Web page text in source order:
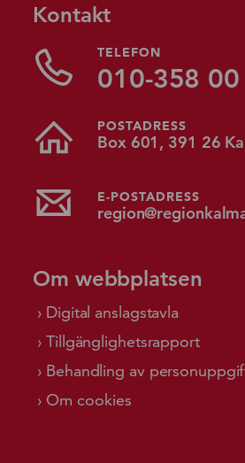
Kontakt
TELEFON
010-358
POSTADRESS
Box 601, 391 26
E-POSTADRESS
Om webbplatsen
Digital anslagstavla
Tillgänglighetsrapport
Behandling av
Om cookies